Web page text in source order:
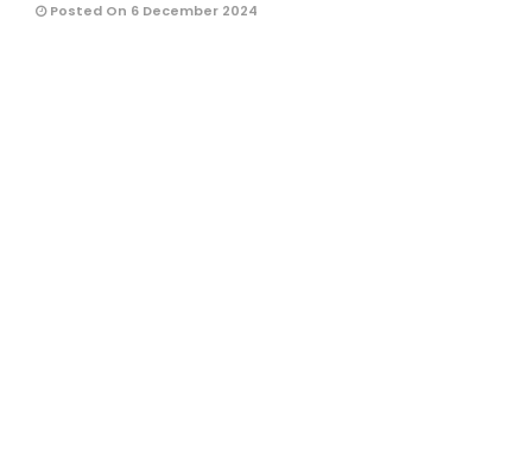
Posted On 6 December 2024